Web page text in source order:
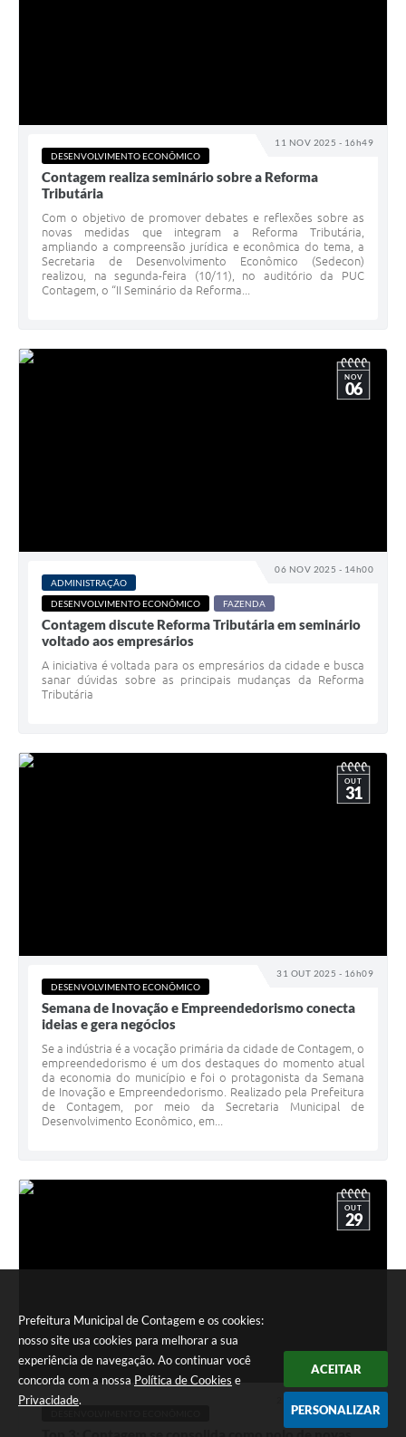
Prefeitura Municipal de Contagem e os cookies:
nosso site usa cookies para melhorar a sua
experiência de navegação. Ao continuar você
concorda com a nossa Política de Cookies e
Privacidade.
ACEITAR
PERSONALIZAR
11 NOV 2025 - 16h49
DESENVOLVIMENTO ECONÔMICO
Contagem realiza seminário sobre a Reforma
Tributária
Com o objetivo de promover debates e reflexões sobre as
novas medidas que integram a Reforma Tributária,
ampliando a compreensão jurídica e econômica do tema, a
Secretaria de Desenvolvimento Econômico (Sedecon)
realizou, na segunda-feira (10/11), no auditório da PUC
Contagem, o “II Seminário da Reforma...
06 NOV 2025 - 14h00
NOV
06
ADMINISTRAÇÃO
DESENVOLVIMENTO ECONÔMICO
FAZENDA
Contagem discute Reforma Tributária em seminário
voltado aos empresários
A iniciativa é voltada para os empresários da cidade e busca
sanar dúvidas sobre as principais mudanças da Reforma
Tributária
31 OUT 2025 - 16h09
OUT
31
DESENVOLVIMENTO ECONÔMICO
Semana de Inovação e Empreendedorismo conecta
ideias e gera negócios
Se a indústria é a vocação primária da cidade de Contagem, o
empreendedorismo é um dos destaques do momento atual
da economia do município e foi o protagonista da Semana
de Inovação e Empreendedorismo. Realizado pela Prefeitura
de Contagem, por meio da Secretaria Municipal de
Desenvolvimento Econômico, em...
OUT
29